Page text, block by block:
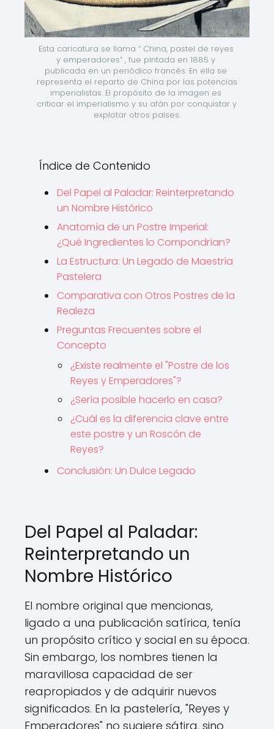
Esta caricatura se llama “ China, pastel de reyes
y emperadores” , fue pintada en 1885 y
publicada en un periódico francés. En ella se
representa el reparto de China por las potencias
imperialistas. El propósito de la imagen es
criticar el imperialismo y su afán por conquistar y
explotar otros países.
Índice de Contenido
Del Papel al Paladar: Reinterpretando
un Nombre Histórico
Anatomía de un Postre Imperial:
¿Qué Ingredientes lo Compondrían?
La Estructura: Un Legado de Maestría
Pastelera
Comparativa con Otros Postres de la
Realeza
Preguntas Frecuentes sobre el
Concepto
¿Existe realmente el "Postre de los
Reyes y Emperadores"?
¿Sería posible hacerlo en casa?
¿Cuál es la diferencia clave entre
este postre y un Roscón de
Reyes?
Conclusión: Un Dulce Legado
Del Papel al Paladar:
Reinterpretando un
Nombre Histórico
El nombre original que mencionas,
ligado a una publicación satírica, tenía
un propósito crítico y social en su época.
Sin embargo, los nombres tienen la
maravillosa capacidad de ser
reapropiados y de adquirir nuevos
significados. En la pastelería, "Reyes y
Emperadores" no sugiere sátira, sino